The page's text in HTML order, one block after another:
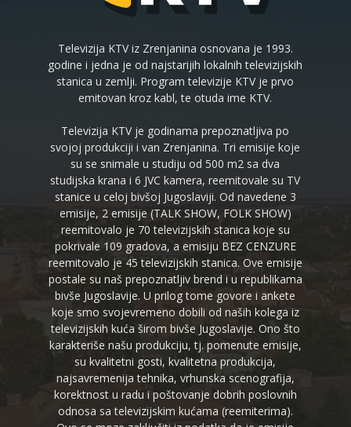
Televizija KTV iz Zrenjanina osnovana je 1993.
godine i jedna je od najstarijih lokalnih televizijskih
stanica u zemlji. Program televizije KTV je prvo
emitovan kroz kabl, te otuda ime KTV.
Televizija KTV je godinama prepoznatljiva po
svojoj produkciji i van Zrenjanina. Tri emisije koje
su se snimale u studiju od 500 m2 sa dva
studijska krana i 6 JVC kamera, reemitovale su TV
stanice u celoj bivšoj Jugoslaviji. Od navedene 3
emisije, 2 emisije (TALK SHOW, FOLK SHOW)
reemitovalo je 70 televizijskih stanica koje su
pokrivale 109 gradova, a emisiju BEZ CENZURE
reemitovalo je 45 televizijskih stanica. Ove emisije
postale su naš prepoznatljiv brend i u republikama
bivše Jugoslavije. U prilog tome govore i ankete
koje smo svojevremeno dobili od naših kolega iz
televizijskih kuća širom bivše Jugoslavije. Ono što
karakteriše našu produkciju, tj. pomenute emisije,
su kvalitetni gosti, kvalitetna produkcija,
najsavremenija tehnika, vrhunska scenografija,
korektnost u radu i poštovanje dobrih poslovnih
odnosa sa televizijskim kućama (reemiterima).